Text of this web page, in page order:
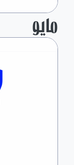
مايو